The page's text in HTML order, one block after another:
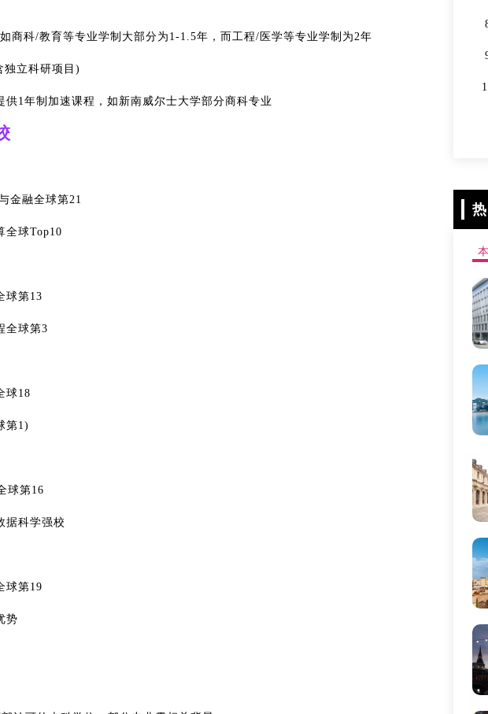
商科/教育等专业学制大部分为1-1.5年，而工程/医学等专业学制为2年
独立科研项目)
供1年制加速课程，如新南威尔士大学部分商科专业
金融全球第21
全球Top10
球第13
全球第3
球18
第1)
球第16
据科学强校
球第19
势